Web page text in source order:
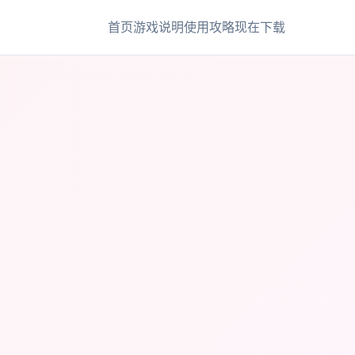
首页游戏说明使用攻略现在下载